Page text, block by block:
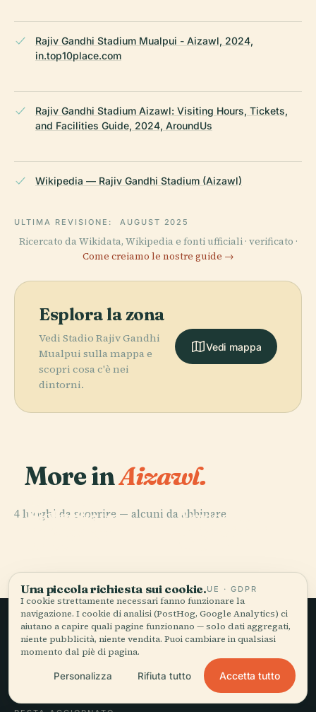
Rajiv Gandhi Stadium Mualpui - Aizawl, 2024,
in.top10place.com
Rajiv Gandhi Stadium Aizawl: Visiting Hours, Tickets,
and Facilities Guide, 2024, AroundUs
Wikipedia — Rajiv Gandhi Stadium (Aizawl)
ULTIMA REVISIONE: AUGUST 2025
Ricercato da Wikidata, Wikipedia e fonti ufficiali · verificato ·
Come creiamo le nostre guide →
Esplora la zona
Vedi Stadio Rajiv Gandhi
Mualpui sulla mappa e
scopri cosa c'è nei
dintorni.
Vedi mappa
More inAizawl.
4 luoghi da scoprire — alcuni da abbinare.
Museo Statale
Aeroporto di
PLACE
Higher
PLACE
Viaggio lento,
raccontato bene.
Una piccola richiesta sui cookie.UE · GDPR
I cookie strettamente necessari fanno funzionare la
navigazione. I cookie di analisi (PostHog, Google Analytics) ci
aiutano a capire quali pagine funzionano — solo dati aggregati,
niente pubblicità, niente vendita. Puoi cambiare in qualsiasi
momento dal piè di pagina.
Personalizza Rifiuta tutto Accetta tutto